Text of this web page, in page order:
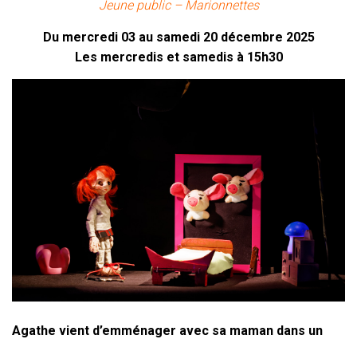
Jeune public – Marionnettes
Du mercredi 03 au samedi 20 décembre 2025
Les mercredis et samedis à 15h30
Agathe vient d’emménager avec sa maman dans un